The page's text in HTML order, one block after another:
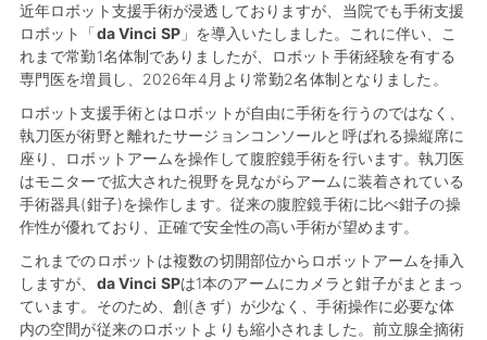
近年ロボット支援手術が浸透しておりますが、当院でも手術支援
ロボット「da Vinci SP」を導入いたしました。これに伴い、こ
れまで常勤1名体制でありましたが、ロボット手術経験を有する
専門医を増員し、 2026年4月より常勤2名体制となりました。
ロボット支援手術とはロボットが自由に手術を行うのではなく、
執刀医が術野と離れたサージョンコンソールと呼ばれる操縦席に
座り、ロボットアームを操作して腹腔鏡手術を行います。執刀医
はモニターで拡大された視野を見ながらアームに装着されている
手術器具(鉗子)を操作します。従来の腹腔鏡手術に比べ鉗子の操
作性が優れており、正確で安全性の高い手術が望めます。
これまでのロボットは複数の切開部位からロボットアームを挿入
しますが、 da Vinci SPは1本のアームにカメラと鉗子がまとまっ
ています。そのため、創(きず）が少なく、手術操作に必要な体
内の空間が従来のロボットよりも縮小されました。前立腺全摘術